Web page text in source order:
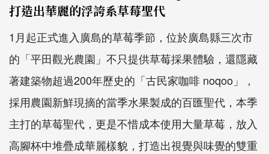
打造出華麗的浮誇系草莓聖代
1月起正式進入廣島的草莓季節，位於廣島縣三次市
的「平田觀光農園」不只提供草莓採果體驗，還隱藏
著建築物超過200年歷史的「古民家咖啡 noqoo」，
採用農園新鮮現摘的當季水果製成的百匯聖代，本季
主打的草莓聖代，更是不惜成本使用大量草莓，放入
高腳杯中堆疊成華麗樣貌，打造出視覺與味覺的雙重